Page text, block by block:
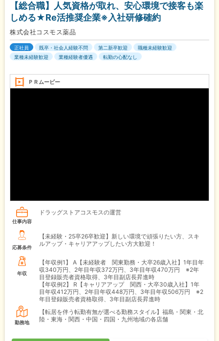
【総合職】人気資格が取れ、安心環境で接客も楽
しめる★Re活推奨企業※入社研修確約
株式会社コスモス薬品
正社員 既卒・社会人経験不問 第二新卒歓迎
職種未経験歓迎
業種未経験歓迎
業種経験者優遇 転勤の心配なし
ＰＲムービー
仕事内容
ドラッグストアコスモスの運営
応募条件
【未経験・25卒26卒歓迎】新しい環境で頑張りたい方、スキ
ルアップ・キャリアアップしたい方大歓迎！
年収
【年収例1】
A【未経験者 関東勤務・大卒26歳入社】1年目年
収340万円、2年目年収372万円、3年目年収470万円 ※2年
目登録販売者資格取得、3年目副店長昇進時
【年収例2】
R【キャリアアップ 関西・大卒30歳入社】1年
目年収412万円、2年目年収448万円、3年目年収506万円 ※2
年目登録販売者資格取得、3年目副店長昇進時
勤務地
【転居を伴う転勤有無が選べる勤務スタイル】福島・関東・北
陸・東海・関西・中国・四国・九州地域の各店舗